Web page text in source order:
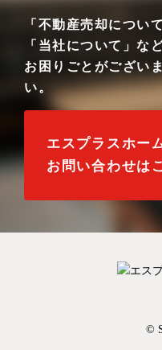
「不動産売却につい
「当社について」など
お困りごとがござい
い。
エスプラスホー
お問い合わせは
©